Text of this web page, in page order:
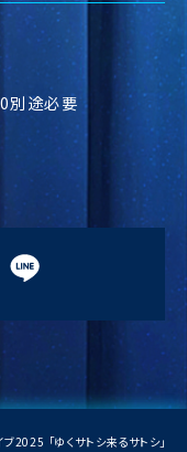
別途必要
2025 「ゆくサトシ来るサトシ」